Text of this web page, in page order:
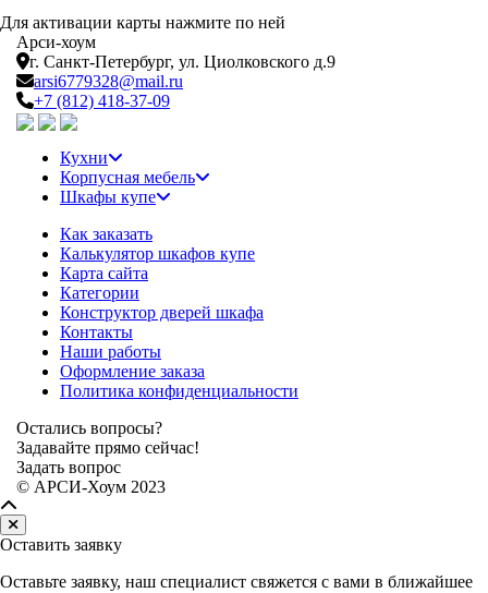
Для активации карты нажмите по ней
Арси-хоум
г. Санкт-Петербург, ул. Циолковского д.9
arsi6779328@mail.ru
+7 (812) 418-37-09
Кухни
Корпусная мебель
Шкафы купе
Как заказать
Калькулятор шкафов купе
Карта сайта
Категории
Конструктор дверей шкафа
Контакты
Наши работы
Оформление заказа
Политика конфиденциальности
Остались вопросы?
Задавайте прямо сейчас!
Задать вопрос
© АРСИ-Хоум 2023
Оставить заявку
Оставьте заявку, наш специалист свяжется с вами в ближайшее